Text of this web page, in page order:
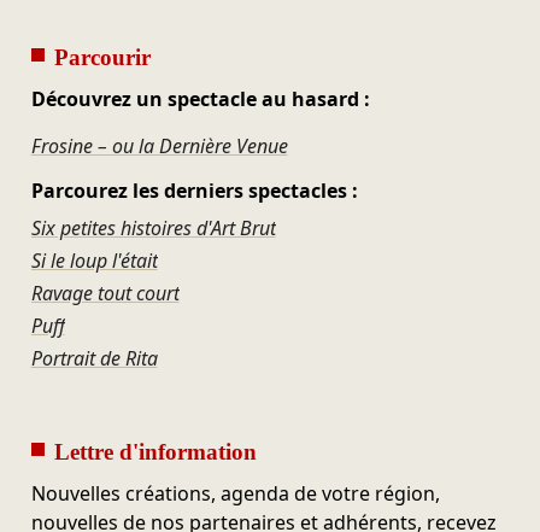
Parcourir
Découvrez un spectacle au hasard :
Frosine – ou la Dernière Venue
Parcourez les derniers spectacles :
Six petites histoires d'Art Brut
Si le loup l'était
Ravage tout court
Puff
Portrait de Rita
Lettre d'information
Nouvelles créations, agenda de votre région,
nouvelles de nos partenaires et adhérents, recevez